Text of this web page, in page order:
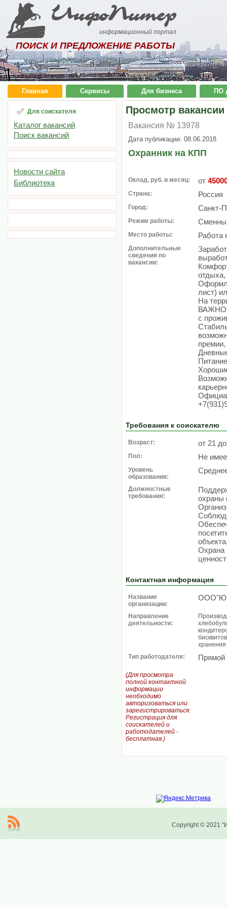
ИнфоПитер
информационный портал
ПОИСК И ПРЕДЛОЖЕНИЕ РАБОТЫ
Главная Сервисы Для бизнеса ПО
Для соискателя
Каталог вакансий
Поиск вакансий
Новости сайта
Библиотека
Просмотр вакансии
Вакансия № 13978
Дата публикации: 08.06.2018
Охранник на КПП
Оклад, руб. в месяц: от
Страна: Россия
Город: Санкт-
Режим работы:
Место работы: Работа
Дополнительные
сведения по
вакансии:
отдыха,
лист)
На
ВАЖНО!
с
Питание
Требования к соискателю
Возраст: от 21
Пол: Не
Уровень
образования:
Должностные
требования:
охраны
Охрана
Контактная информация
Название
организации:
Направление
деятельности:
хранения
Тип работодателя:
Прямой
(Для просмотра
полной контактной
информации
необходимо
авторизоваться или
зарегистрироваться.
Регистрация для
соискателей и
работодателей -
бесплатная.)
Copyright © 2021